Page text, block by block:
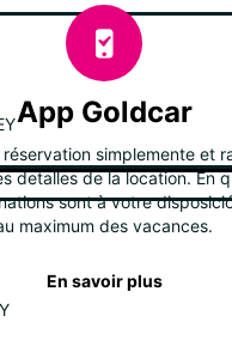
App Goldcar
simplemente et
detalles de la location. En
sont à votre
maximum des vacances.
En savoir plus